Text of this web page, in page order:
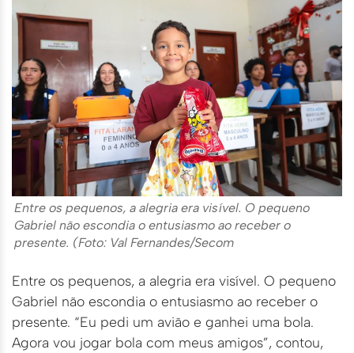
Entre os pequenos, a alegria era visível. O pequeno
Gabriel não escondia o entusiasmo ao receber o
presente. (Foto: Val Fernandes/Secom
Entre os pequenos, a alegria era visível. O pequeno
Gabriel não escondia o entusiasmo ao receber o
presente. “Eu pedi um avião e ganhei uma bola.
Agora vou jogar bola com meus amigos”, contou,